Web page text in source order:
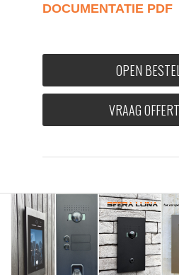
DOCUMENTATIE PDF
OPEN
VRAAG